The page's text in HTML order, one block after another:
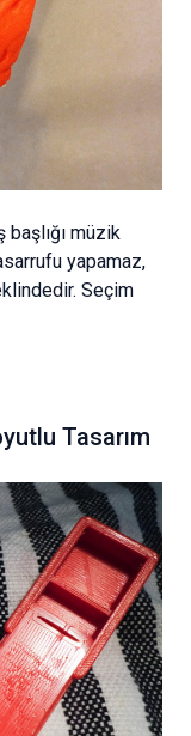
müzik
yapamaz,
Seçim
Tasarım